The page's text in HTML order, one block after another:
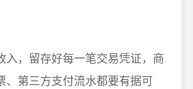
入，留存好每一笔交易凭证，商
、第三方支付流水都要有据可